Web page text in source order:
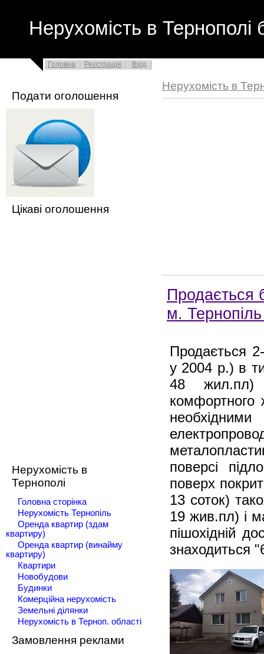
Нерухомість в Тернополі
Головна Реєстрація Вхід
Подати оголошення
Цікаві оголошення
Нерухомість в
Тернополі
Головна сторінка
Нерухомість Тернопіль
Оренда квартир (здам
квартиру)
Оренда квартир (винайму
квартиру)
Квартири
Новобудови
Будинки
Комерційна нерухомість
Земельні ділянки
Нерухомість в Терноп. області
Замовлення реклами
Нерухомість в
Продається
м.
Продається
у 2004 р.) в
48 жил.пл)
комфортного
поверсі
поверх
13 соток)
19 жив.пл) і
пішохiднiй
знаходиться